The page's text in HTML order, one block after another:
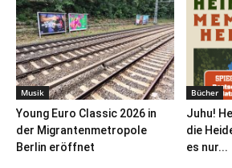
Musik
Young Euro Classic 2026 in
der Migrantenmetropole
Berlin eröffnet
Bücher
Juhu!
die
es nur...